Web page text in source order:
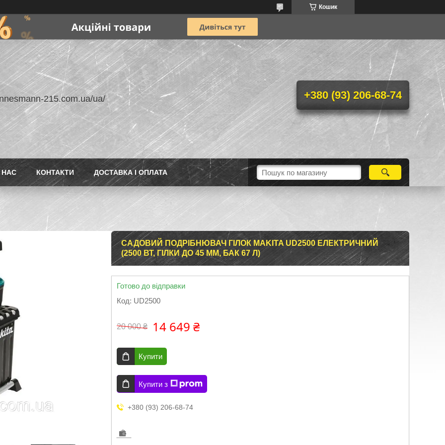
Кошик
215.com.ua/ua/ +380 (93) 206-68-74
НАС КОНТАКТИ ДОСТАВКА І ОПЛАТА
САДОВИЙ ПОДРІБНЮВАЧ ГІЛОК MAKITA UD2500 ЕЛЕКТРИЧНИЙ
(2500 ВТ, ГІЛКИ ДО 45 ММ, БАК 67 Л)
Готово до відправки
Код: UD2500
20 000 ₴ 14 649 ₴
Купити
Купити з
+380 (93) 206-68-74